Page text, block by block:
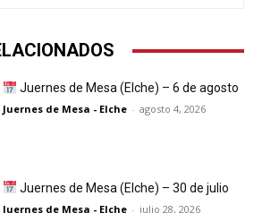
Juernes de Mesa (Elche) – 6 de agosto
Juernes de Mesa - Elche - agosto 4, 2026
Juernes de Mesa (Elche) – 30 de julio
Juernes de Mesa - Elche - julio 28, 2026